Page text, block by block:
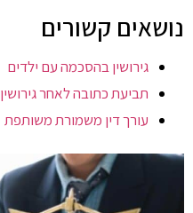
נושאים קשורים
גירושין בהסכמה עם ילדים
תביעת כתובה לאחר גירושין
עורך דין משמורת משותפת